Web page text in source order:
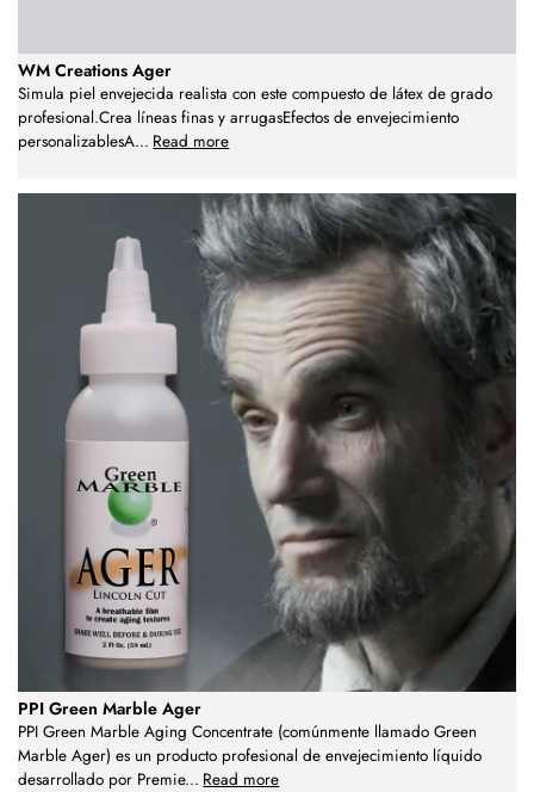
WM Creations Ager
Simula piel envejecida realista con este compuesto de látex de grado
profesional.Crea líneas finas y arrugasEfectos de envejecimiento
personalizablesA... Read more
PPI Green Marble Ager
PPI Green Marble Aging Concentrate (comúnmente llamado Green
Marble Ager) es un producto profesional de envejecimiento líquido
desarrollado por Premie... Read more